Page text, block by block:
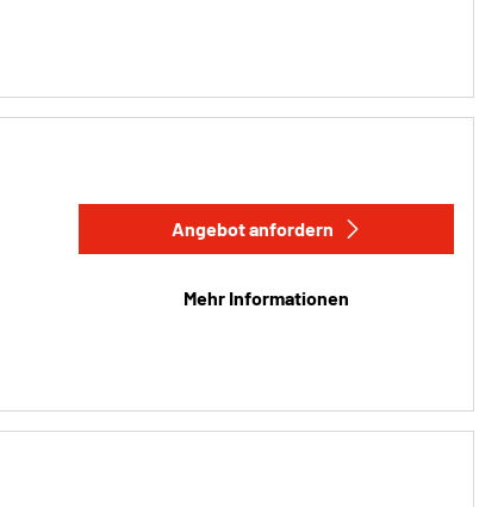
Angebot anfordern
Mehr Informationen